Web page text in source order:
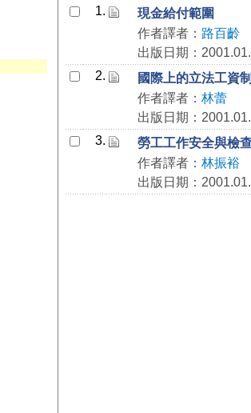
1.
現金給付範圍
作者譯者： 路百齡
出版日期：
2.
國際上的立法工資
作者譯者： 林蕾
出版日期：
3.
勞工工作安全與檢
作者譯者： 林振裕
出版日期：